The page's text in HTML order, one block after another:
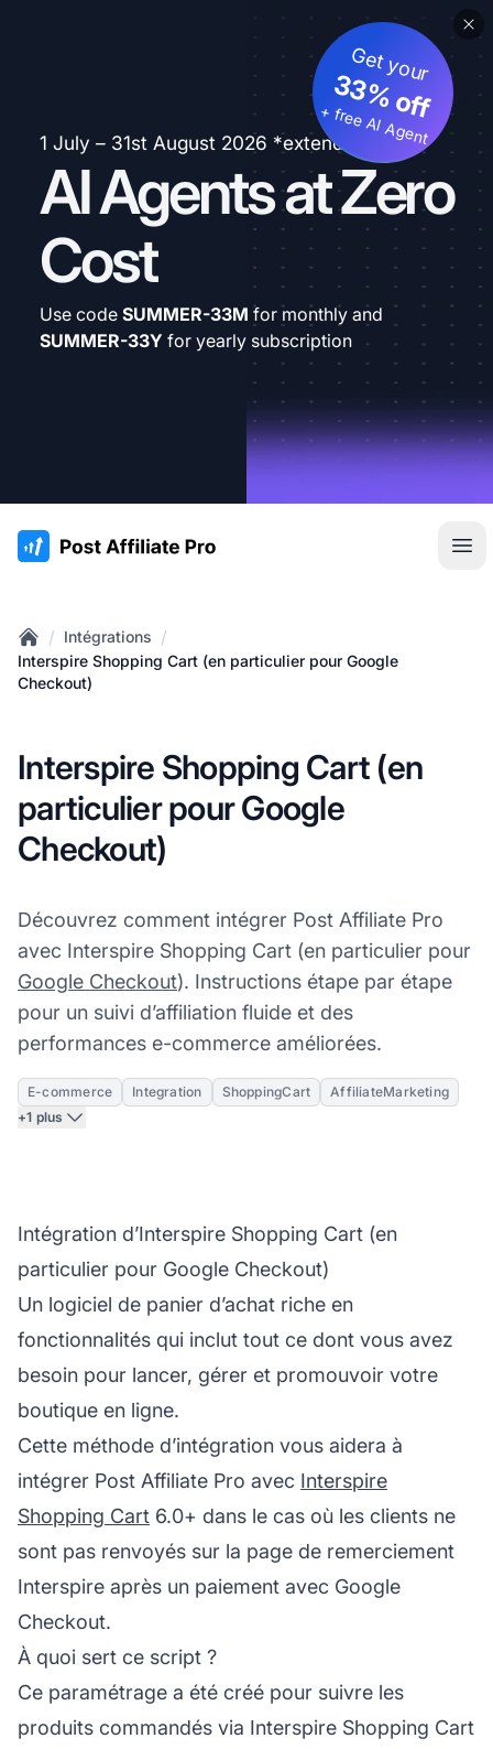
1 July – 31st August 2026 *extended
AI Agents at Zero
Cost
Get your
33% off
+ free AI Agent
Use code SUMMER-33M for monthly and
SUMMER-33Y for yearly subscription
:site.title
Home
/ Intégrations /
Interspire Shopping Cart (en particulier pour Google
Checkout)
Interspire Shopping Cart (en
particulier pour Google
Checkout)
Découvrez comment intégrer Post Affiliate Pro
avec Interspire Shopping Cart (en particulier pour
Google Checkout). Instructions étape par étape
pour un suivi d’affiliation fluide et des
performances e-commerce améliorées.
E-commerce Integration ShoppingCart
AffiliateMarketing
+1 plus
Intégration d’Interspire Shopping Cart (en
particulier pour Google Checkout)
Un logiciel de panier d’achat riche en
fonctionnalités qui inclut tout ce dont vous avez
besoin pour lancer, gérer et promouvoir votre
boutique en ligne.
Cette méthode d’intégration vous aidera à
intégrer Post Affiliate Pro avec Interspire
Shopping Cart 6.0+ dans le cas où les clients ne
sont pas renvoyés sur la page de remerciement
Interspire après un paiement avec Google
Checkout.
À quoi sert ce script ?
Ce paramétrage a été créé pour suivre les
produits commandés via Interspire Shopping Cart